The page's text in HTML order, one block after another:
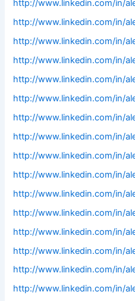
http://www.linkedin.com/in/
http://www.linkedin.com/in/
http://www.linkedin.com/in/
http://www.linkedin.com/in/
http://www.linkedin.com/in/
http://www.linkedin.com/in/
http://www.linkedin.com/in/
http://www.linkedin.com/in/
http://www.linkedin.com/in/
http://www.linkedin.com/in/
http://www.linkedin.com/in/
http://www.linkedin.com/in/
http://www.linkedin.com/in/
http://www.linkedin.com/in/
http://www.linkedin.com/in/
http://www.linkedin.com/in/